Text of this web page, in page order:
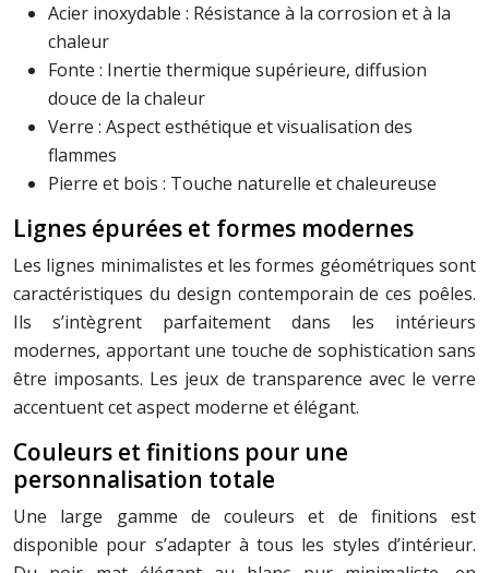
Acier inoxydable : Résistance à la corrosion et à la
chaleur
Fonte : Inertie thermique supérieure, diffusion
douce de la chaleur
Verre : Aspect esthétique et visualisation des
flammes
Pierre et bois : Touche naturelle et chaleureuse
Lignes épurées et formes modernes
Les lignes minimalistes et les formes géométriques sont
caractéristiques du design contemporain de ces poêles.
Ils s’intègrent parfaitement dans les intérieurs
modernes, apportant une touche de sophistication sans
être imposants. Les jeux de transparence avec le verre
accentuent cet aspect moderne et élégant.
Couleurs et finitions pour une
personnalisation totale
Une large gamme de couleurs et de finitions est
disponible pour s’adapter à tous les styles d’intérieur.